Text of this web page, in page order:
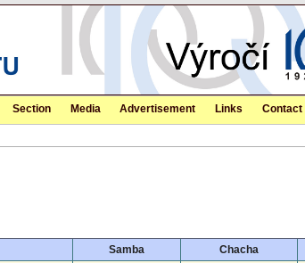
Section Media Advertisement Links Contact
Samba Chacha